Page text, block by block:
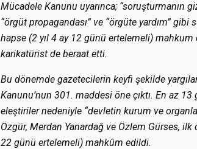
Mücadele Kanunu uyarınca; “soruşturmanın
“örgüt propagandası” ve “örgüte yardım”
hapse (2 yıl 4 ay 12 günü ertelemeli)
karikatürist de beraat etti.
Bu dönemde gazetecilerin keyfi şekilde
Kanunu’nun 301. maddesi öne çıktı. En az
eleştiriler nedeniyle “devletin kurum ve
Özgür, Merdan Yanardağ ve Özlem Gürses,
22 günü ertelemeli) mahkûm edildi.